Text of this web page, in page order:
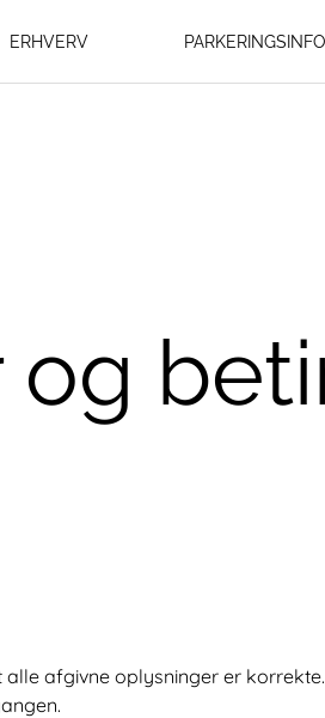
ERHVERV PARKERINGSINFO
og
afgivne oplysninger er korrekte.